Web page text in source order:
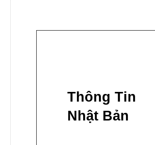
Thông Tin
Nhật Bản